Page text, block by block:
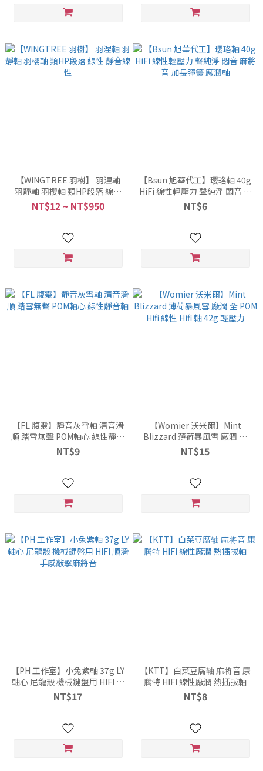
【WINGTREE 羽樹】 羽涅軸
羽靜軸 羽櫻軸 類HP段落 線性
靜音線性
NT$12 ~ NT$950
【Bsun 旭華代工】瓔珞軸 40g
HiFi 線性輕壓力 聲純淨 悶音 麻
將音 加長彈簧 廠潤軸
NT$6
【FL 腹靈】靜音灰雪軸 清音滑
順 踏雪無聲 POM軸心 線性靜音
軸
NT$9
【Womier 沃米爾】Mint
Blizzard 薄荷暴風雪 廠潤 全
POM Hifi 線性 Hifi 軸 42g 輕壓
力
NT$15
【PH 工作室】小兔紫軸 37g LY
軸心 尼龍殼 機械鍵盤用 HIFI 順
滑手感敲擊麻將音
NT$17
【KTT】白菜豆腐轴 麻将音 康
腾特 HIFI 線性廠潤 熱插拔軸
NT$8